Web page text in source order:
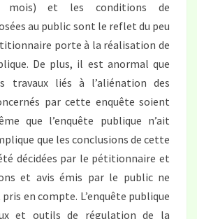
mois) et les conditions de
au public sont le reflet du peu
porte à la réalisation de
De plus, il est anormal que
travaux liés à l’aliénation des
par cette enquête soient
que l’enquête publique n’ait
que les conclusions de cette
décidées par le pétitionnaire et
et avis émis par le public ne
en compte. L’enquête publique
et outils de régulation de la